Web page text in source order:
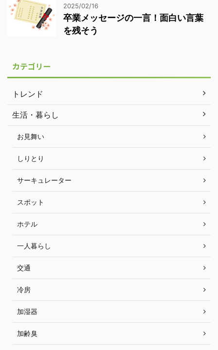
2025/02/16
卒業メッセージの一言！面白い言葉
を残そう
カテゴリー
トレンド
生活・暮らし
お見舞い
しりとり
サーキュレーター
スポット
ホテル
一人暮らし
交通
冷房
加湿器
加齢臭